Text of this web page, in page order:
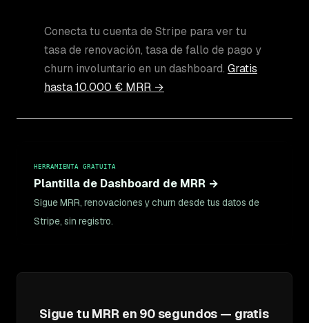
Conecta tu cuenta de Stripe para ver tu
tasa de renovación, tasa de fallo de pago y
churn involuntario en un dashboard. Gratis
hasta 10.000 € MRR →
HERRAMIENTA GRATUITA
Plantilla de Dashboard de MRR →
Sigue MRR, renovaciones y churn desde tus datos de
Stripe, sin registro.
Sigue tu MRR en 90 segundos — gratis